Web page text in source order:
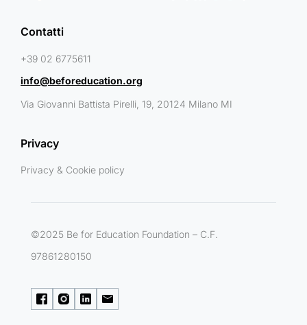
Contatti
+39 02 6775611
info@beforeducation.org
Via Giovanni Battista Pirelli, 19, 20124 Milano MI
Privacy
Privacy & Cookie policy
©2025 Be for Education Foundation – C.F.
97861280150